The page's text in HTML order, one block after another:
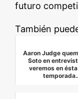
futuro
También
Aaron Judge
Soto en
veremos en